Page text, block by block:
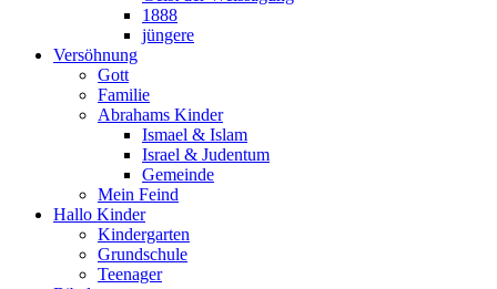
1888
jüngere
Versöhnung
Gott
Familie
Abrahams Kinder
Ismael & Islam
Israel & Judentum
Gemeinde
Mein Feind
Hallo Kinder
Kindergarten
Grundschule
Teenager